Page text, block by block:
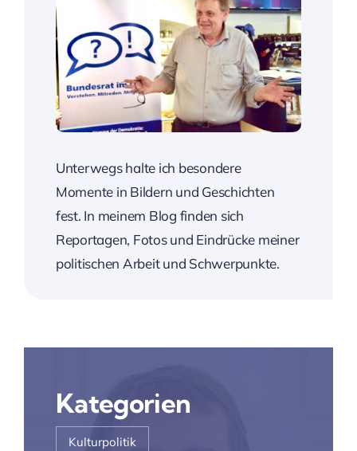
Unterwegs halte ich besondere
Momente in Bildern und Geschichten
fest. In meinem Blog finden sich
Reportagen, Fotos und Eindrücke meiner
politischen Arbeit und Schwerpunkte.
Kategorien
Kulturpolitik